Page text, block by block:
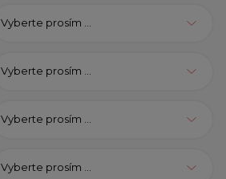
Vyberte prosím ...
Vyberte prosím ...
Vyberte prosím ...
Vyberte prosím ...